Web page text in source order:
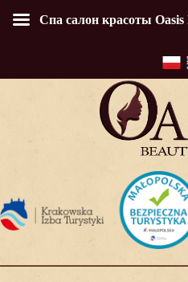
Спа салон красоты